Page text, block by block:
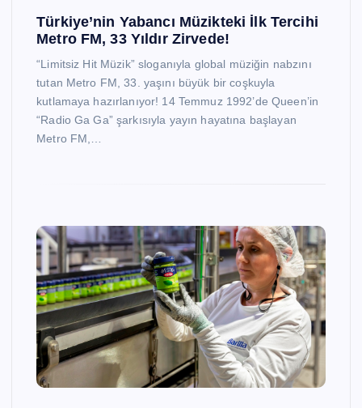
Türkiye’nin Yabancı Müzikteki İlk Tercihi
Metro FM, 33 Yıldır Zirvede!
“Limitsiz Hit Müzik” sloganıyla global müziğin nabzını
tutan Metro FM, 33. yaşını büyük bir coşkuyla
kutlamaya hazırlanıyor! 14 Temmuz 1992’de Queen’in
“Radio Ga Ga” şarkısıyla yayın hayatına başlayan
Metro FM,…